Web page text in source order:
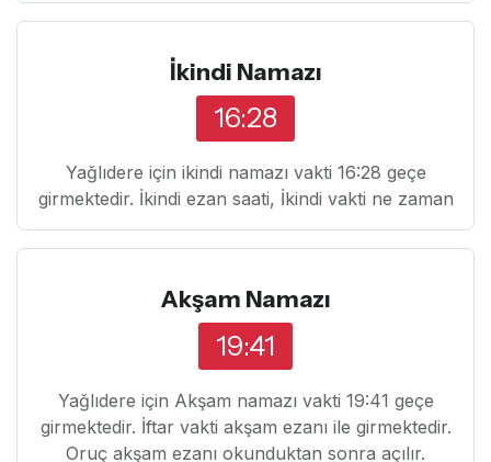
İkindi Namazı
16:28
Yağlıdere için ikindi namazı vakti 16:28 geçe
girmektedir. İkindi ezan saati, İkindi vakti ne zaman
Akşam Namazı
19:41
Yağlıdere için Akşam namazı vakti 19:41 geçe
girmektedir. İftar vakti akşam ezanı ile girmektedir.
Oruç akşam ezanı okunduktan sonra açılır.